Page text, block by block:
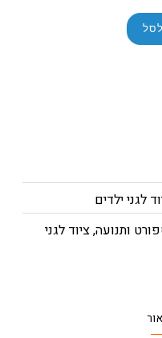
לגני ילדים
ותנועה,ציוד לגני